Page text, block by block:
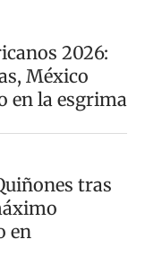
2026:
México
en la esgrima
tras
en